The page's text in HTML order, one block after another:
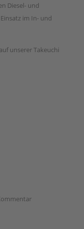
Diesel- und
im In- und
unserer Takeuchi